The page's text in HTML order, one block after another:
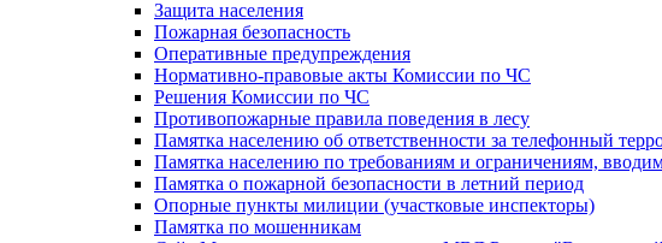
Защита населения
Пожарная безопасность
Оперативные предупреждения
Нормативно-правовые акты Комиссии по ЧС
Решения Комиссии по ЧС
Противопожарные правила поведения в лесу
Памятка населению об ответственности за телефонный
Памятка населению по требованиям и ограничениям,
Памятка о пожарной безопасности в летний период
Опорные пункты милиции (участковые инспекторы)
Памятка по мошенникам